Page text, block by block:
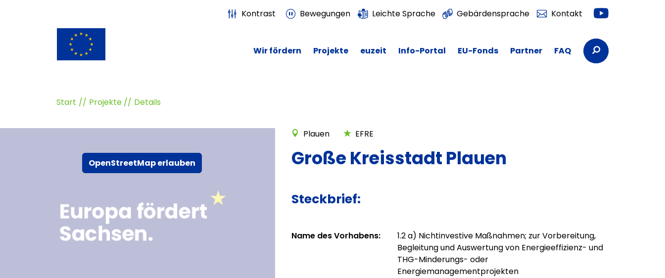
Kontrast Bewegungen Leichte Sprache Gebärdensprache Kontakt Youtube
Wir fördern Projekte euzeit Info-Portal EU-Fonds Partner FAQ Suchbegriffe
Start Projekte Details
OpenStreetMap erlauben
Plauen EFRE
Große Kreisstadt Plauen
Steckbrief:
Name des Vorhabens:
1.2 a) Nichtinvestive Maßnahmen; zur Vorbereitung,
Begleitung und Auswertung von Energieeffizienz- und
THG-Minderungs- oder
Energiemanagementprojekten